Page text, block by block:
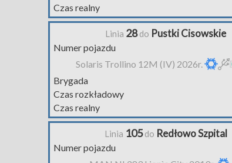
Czas realny
Linia 28do Pustki Cisowskie
Numer pojazdu
Solaris Trollino 12M (IV) 2026r.
Brygada
Czas rozkładowy
Czas realny
Linia 105do Redłowo Szpital
Numer pojazdu